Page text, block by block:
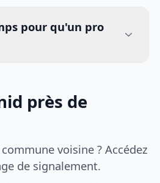
pour qu'un pro
près de
voisine ? Accédez
de signalement.